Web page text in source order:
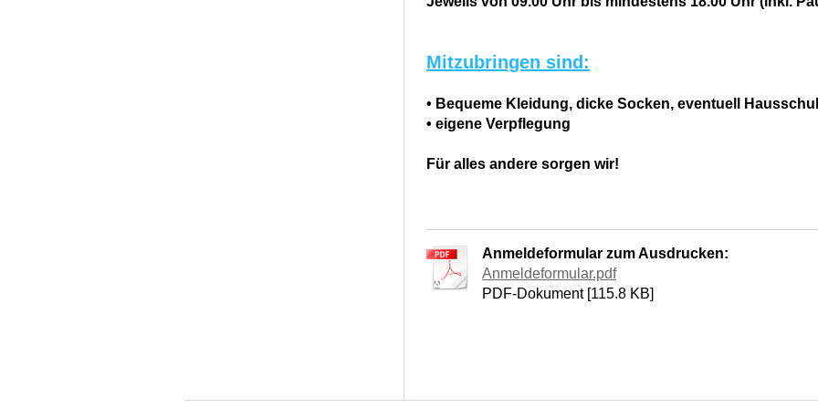
Mitzubringen sind:
• Bequeme Kleidung, dicke Socken, eventuell
• eigene Verpflegung
Für alles andere sorgen wir!
Anmeldeformular zum Ausdrucken:
Anmeldeformular.pdf
PDF-Dokument [115.8 KB]